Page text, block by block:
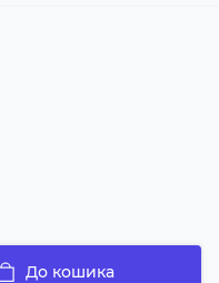
До кошика